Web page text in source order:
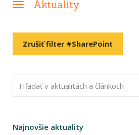
Aktuality
Zrušiť filter #SharePoint
Najnovšie aktuality